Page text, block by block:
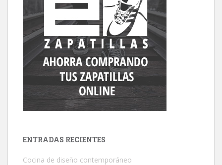
ENTRADAS RECIENTES
Cocina de diseño contemporáneo